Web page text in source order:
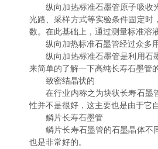
纵向加热标准石墨管原子吸收光
光路、采样方式等实验条件固定时
数。在此基础上，通过测量标准溶
纵向加热标准石墨管经过众多用
纵向加热标准石墨管是利用石墨
来简单的了解一下高纯长寿石墨管
致密结晶状的
在行业内称之为块状长寿石墨管
性并不是很好，这主要也是由于它
鳞片长寿石墨管
鳞片长寿石墨管的石墨晶体不同
也是非常好的。